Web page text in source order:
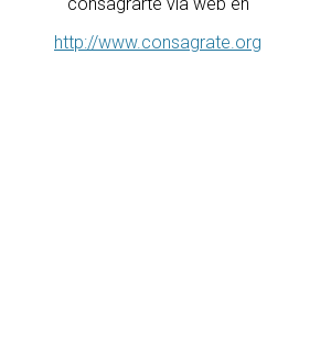
http://www.consagrate.org